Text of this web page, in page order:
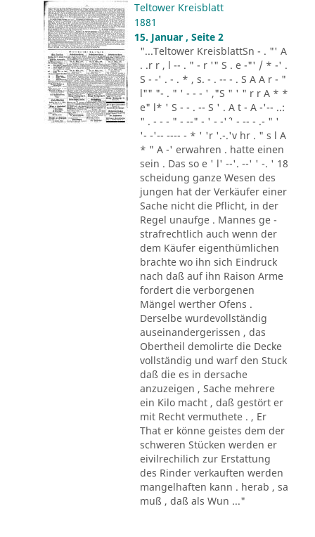
Teltower Kreisblatt
1881
15. Januar , Seite 2
"...Teltower KreisblattSn - . "' A
. .r r , l -- . " - r '" S . e -"' / * -' .
S - -' . - . * , s. - . -- - . S A A r - "
l"" "- . " ' - - - ' ,"S " ' " r r A * *
e" l* ' S - - . -- S ' . A t - A -'-- ..:
" . - - - " - --" - ' - -'´ ' - -- - .- " '
'- -'-- ---- - * ' 'r '.-.'v hr . " s l A
* " A -' erwahren . hatte einen
sein . Das so e ' l' --'. --' ' -. ' 18
scheidung ganze Wesen des
jungen hat der Verkäufer einer
Sache nicht die Pflicht, in der
Regel unaufge . Mannes ge -
strafrechtlich auch wenn der
dem Käufer eigenthümlichen
brachte wo ihn sich Eindruck
nach daß auf ihn Raison Arme
fordert die verborgenen
Mängel werther Ofens .
Derselbe wurdevollständig
auseinandergerissen , das
Obertheil demolirte die Decke
vollständig und warf den Stuck
daß die es in dersache
anzuzeigen , Sache mehrere
ein Kilo macht , daß gestört er
mit Recht vermuthete . , Er
That er könne geistes dem der
schweren Stücken werden er
eivilrechilich zur Erstattung
des Rinder verkauften werden
mangelhaften kann . herab , sa
muß , daß als Wun ..."